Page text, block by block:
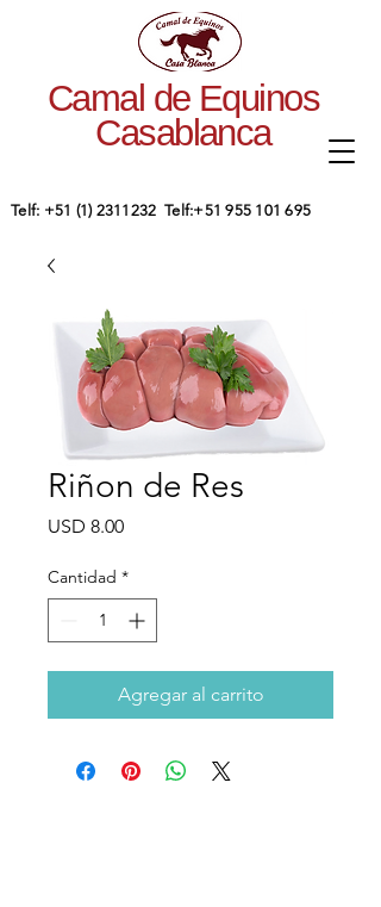
Camal de Equinos
Casablanca
​Telf: +51 (1) 2311232 Telf:+51 955 101 695
Riñon de Res
USD 8.00Precio
Cantidad *
Agregar al carrito